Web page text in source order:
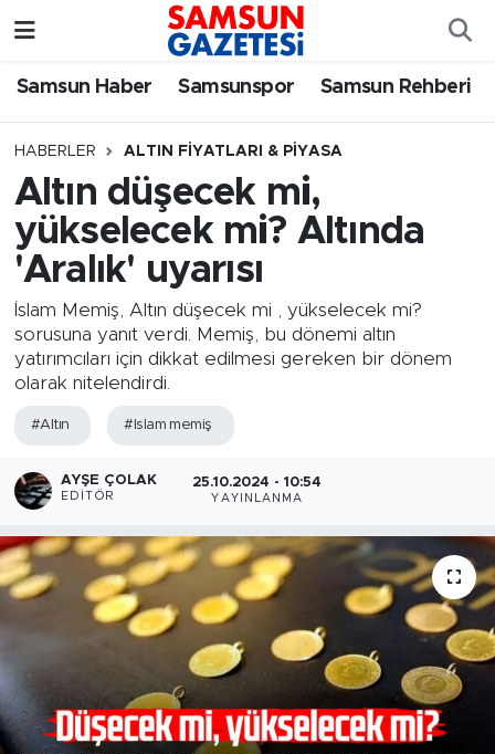
Samsun Haber Samsunspor Samsun Rehberi
HABERLER ALTIN FIYATLARI & PIYASA
Altın düşecek mi,
yükselecek mi? Altında
'Aralık' uyarısı
İslam Memiş, Altın düşecek mi , yükselecek mi?
sorusuna yanıt verdi. Memiş, bu dönemi altın
yatırımcıları için dikkat edilmesi gereken bir dönem
olarak nitelendirdi.
#Altın #Islam memiş
AYŞE ÇOLAK
EDITÖR
25.10.2024 - 10:54
YAYINLANMA
Samsun Haber
Samsun Rehberi
Resmi İlanlar
Samsun Nöbetçi Eczaneler
Samsun Hava Durumu
SAMSUN Namaz Vakitleri
Samsun Trafik Yoğunluk Haritası
Süper Lig Puan Durumu ve Fikstür
Tüm Manşetler
Son Dakika Haberleri
Haber Arşivi